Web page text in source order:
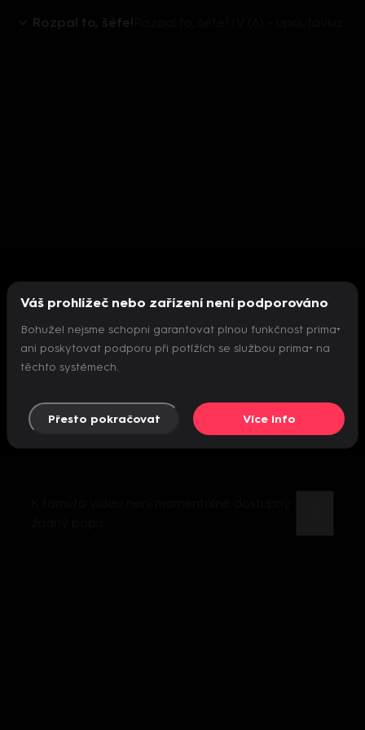
Rozpal to, šéfe!
Nepodařilo se inicializovat přehrávač
Váš prohlížeč nebo zařízení není podporováno
Bohužel nejsme schopni garantovat plnou funkčnost prima+
ani poskytovat podporu při potížích se službou prima+ na
těchto systémech.
Přesto pokračovat Více info